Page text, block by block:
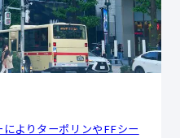
よりターポリンやFFシー